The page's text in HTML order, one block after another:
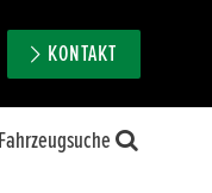
KONTAKT
Fahrzeugsuche